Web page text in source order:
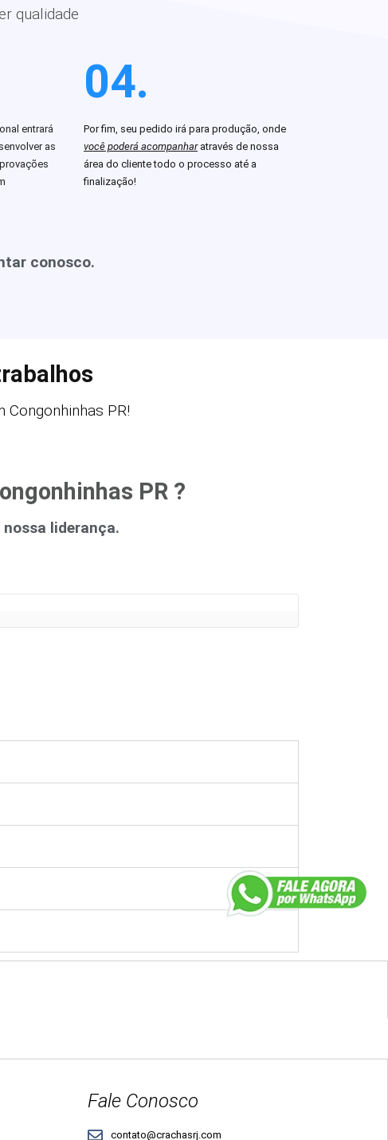
qualidade
entrará
as
04.
Por fim, seu pedido irá para produção, onde
você poderá acompanharatravés de nossa
área do cliente todo o processo até a
finalização!
conosco.
PR!
PR ?
liderança.
Fale Conosco
contato@crachasrj.com